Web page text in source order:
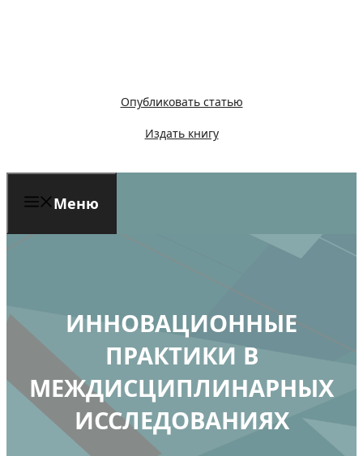
Опубликовать статью
Издать книгу
Меню
ИННОВАЦИОННЫЕ
ПРАКТИКИ В
МЕЖДИСЦИПЛИНАРНЫХ
ИССЛЕДОВАНИЯХ